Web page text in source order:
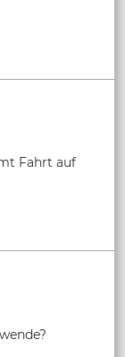
Fahrt auf